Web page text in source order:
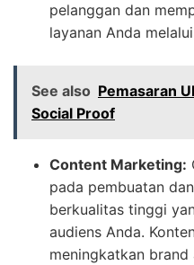
pelanggan dan
layanan Anda
See also Pemasaran
Social Proof
Content Marketing:
pada pembuatan
berkualitas tinggi
audiens Anda.
meningkatkan brand